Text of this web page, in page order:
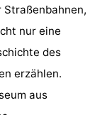
Straßenbahnen,
nur eine
des
erzählen.
aus